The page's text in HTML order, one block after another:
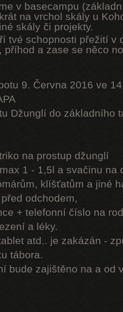
v basecampu
na vrchol skály u
skály či projekty.
tvé schopnosti přežití v
příhod a zase se něco
9. Června 2016 ve
Džunglí do základního
na prostup džunglí
1 - 1,5l a svačinu na
klíšťatům a jiné
odchodem,
+ telefonní číslo na
a léky.
atd.. je zakázán -
tábora.
bude zajištěno na a od